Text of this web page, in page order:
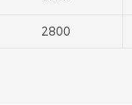
2800